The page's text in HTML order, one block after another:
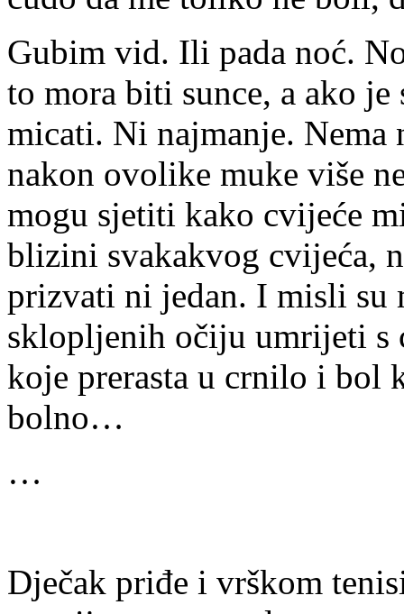
Gubim vid. Ili pada noć.
to mora biti sunce, a ako je
micati. Ni najmanje. Nema
nakon ovolike muke više
mogu sjetiti kako cvijeće
blizini svakakvog cvijeća,
prizvati ni jedan. I misli su
sklopljenih očiju umrijeti s
koje prerasta u crnilo i bol
bolno…
…
Dječak priđe i vrškom